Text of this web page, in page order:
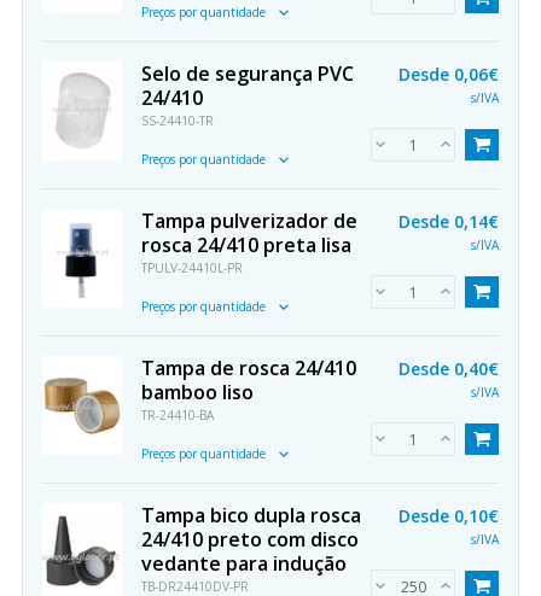
Preços por quantidade
Selo de segurança PVC
24/410
SS-24410-TR
Preços por quantidade
Desde 0,06€
s/IVA
Tampa pulverizador de
rosca 24/410 preta lisa
TPULV-24410L-PR
Preços por quantidade
Desde 0,14€
s/IVA
Tampa de rosca 24/410
bamboo liso
TR-24410-BA
Preços por quantidade
Desde 0,40€
s/IVA
Tampa bico dupla rosca
24/410 preto com disco
vedante para indução
TB-DR24410DV-PR
Desde 0,10€
s/IVA